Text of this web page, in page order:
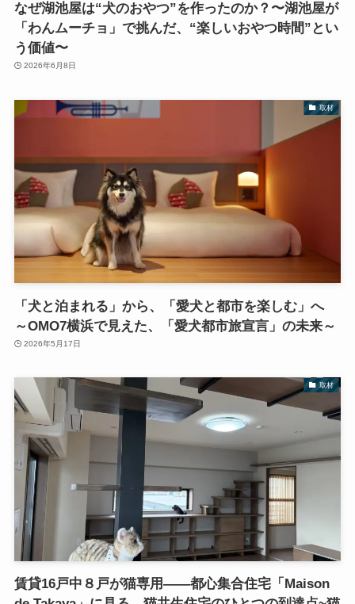
なぜ湖池屋は“犬のおやつ”を作ったのか？〜湖池屋が
「わんムーチョ」で挑んだ、“楽しいおやつ時間”とい
う価値〜
2026年6月8日
取材
「犬と泊まれる」から、「愛犬と都市を楽しむ」へ
～OMO7横浜で見えた、「愛犬都市旅宣言」の未来～
2026年5月17日
取材
賃貸16戸中８戸が猫専用――都心集合住宅「Maison